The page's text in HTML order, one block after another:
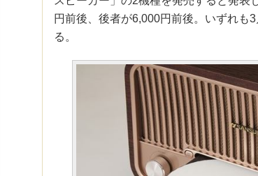
円前後、後者が6,000円前後。いずれも
る。